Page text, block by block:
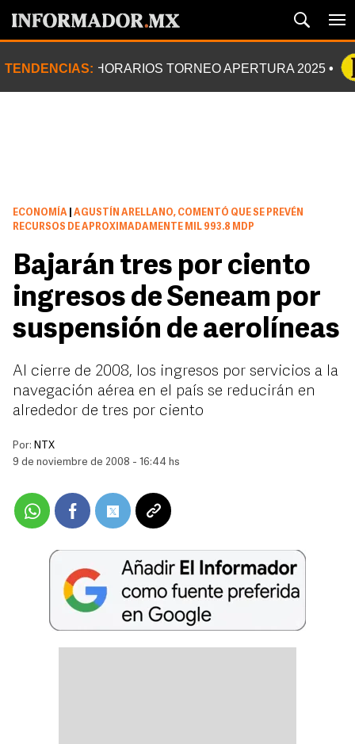
TENDENCIAS: HORARIOS TORNEO APERTURA 2025
ECONOMÍA
AGUSTÍN ARELLANO, COMENTÓ QUE SE PREVÉN
RECURSOS DE APROXIMADAMENTE MIL 993.8 MDP
Bajarán tres por ciento
ingresos de Seneam por
suspensión de aerolíneas
Al cierre de 2008, los ingresos por servicios a la
navegación aérea en el país se reducirán en
alrededor de tres por ciento
Por: NTX
9 de noviembre de 2008 - 16:44 hs